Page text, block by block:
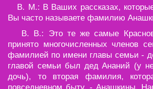
В. М.: В Ваших рассказах,
Вы часто называете фамилию
В. В.: Это те же самые
принято многочисленных членов
фамилией по имени главы семьи -
главой семьи был дед Ананий (у
дочь), то вторая фамилия,